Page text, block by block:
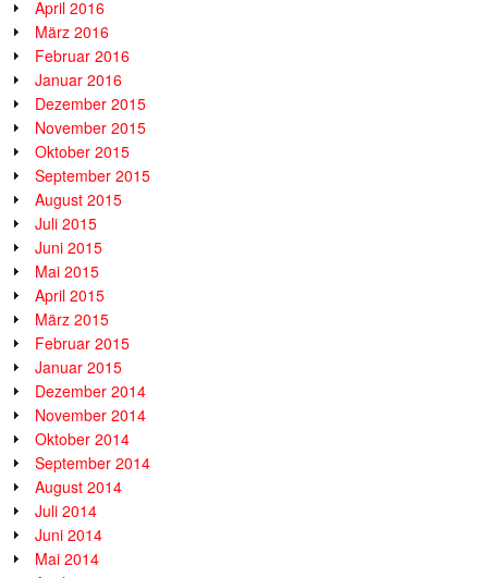
April 2016
März 2016
Februar 2016
Januar 2016
Dezember 2015
November 2015
Oktober 2015
September 2015
August 2015
Juli 2015
Juni 2015
Mai 2015
April 2015
März 2015
Februar 2015
Januar 2015
Dezember 2014
November 2014
Oktober 2014
September 2014
August 2014
Juli 2014
Juni 2014
Mai 2014